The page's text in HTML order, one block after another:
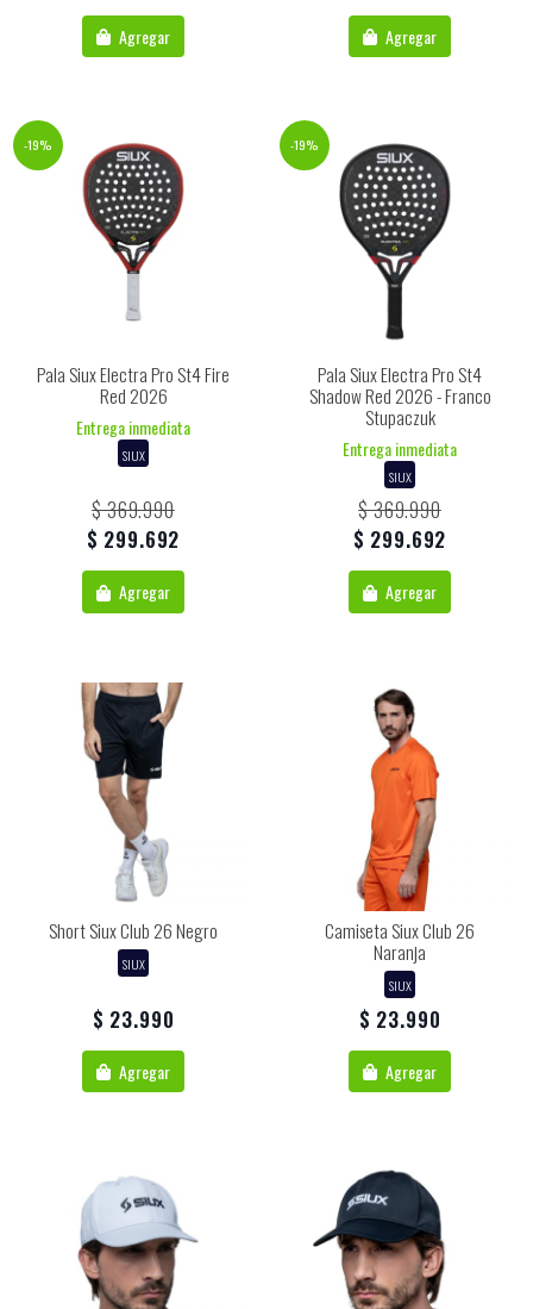
Agregar Agregar
-19%
Pala Siux Electra Pro St4 Fire
Red 2026
Entrega inmediata
SIUX
$ 369.990
$ 299.692
Agregar
-19%
Pala Siux Electra Pro St4
Shadow Red 2026 - Franco
Stupaczuk
Entrega inmediata
SIUX
$ 369.990
$ 299.692
Agregar
Short Siux Club 26 Negro
SIUX
$ 23.990
Agregar
Camiseta Siux Club 26
Naranja
SIUX
$ 23.990
Agregar